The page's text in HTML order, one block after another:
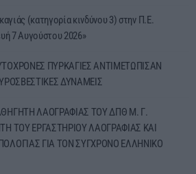
(κατηγορία κινδύνου 3) στην Π.Ε.
7 Αυγούστου 2026»
ΠΥΡΚΑΓΙΕΣ ΑΝΤΙΜΕΤΩΠΙΣΑΝ
ΔΥΝΑΜΕΙΣ
ΛΑΟΓΡΑΦΙΑΣ ΤΟΥ ΔΠΘ Μ. Γ.
ΤΟΥ ΕΡΓΑΣΤΗΡΙΟΥ ΛΑΟΓΡΑΦΙΑΣ ΚΑΙ
ΓΙΑ ΤΟΝ ΣΥΓΧΡΟΝΟ ΕΛΛΗΝΙΚΟ